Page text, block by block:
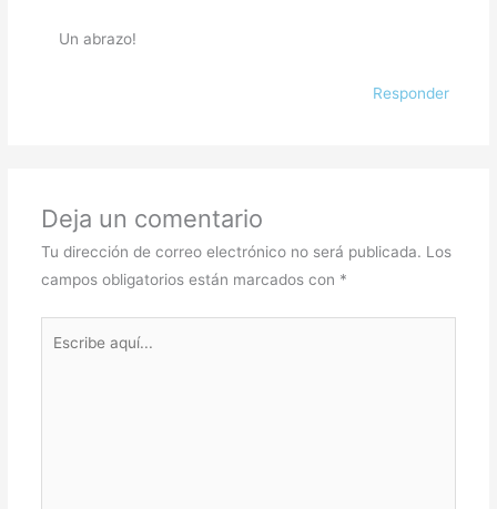
Un abrazo!
Responder
Deja un comentario
Tu dirección de correo electrónico no será publicada. Los
campos obligatorios están marcados con *